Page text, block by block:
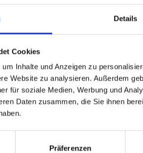
Details
Cookies
Inhalte und Anzeigen zu
Website zu analysieren. Außerdem
für soziale Medien, Werbung und
Daten zusammen, die Sie ihnen
Präferenzen
und
Bauüberwachung